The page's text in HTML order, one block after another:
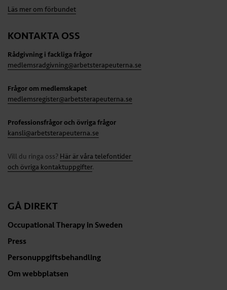
Läs mer om förbundet
KONTAKTA OSS
Rådgivning i fackliga frågor
medlemsradgivning@arbetsterapeuterna.se
Frågor om medlemskapet
medlemsregister@arbetsterapeuterna.se
Professionsfrågor och övriga frågor
kansli@arbetsterapeuterna.se
Vill du ringa oss? Här är våra telefontider
och övriga kontaktuppgifter.
GÅ DIREKT
Occupational Therapy in Sweden
Press
Personuppgiftsbehandling
Om webbplatsen